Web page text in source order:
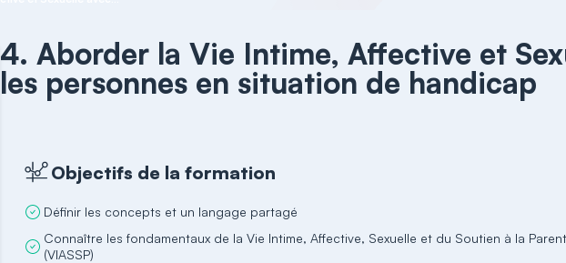
4. Aborder la Vie Intime, Affective et
les personnes en situation de handicap
Objectifs de la formation
Définir les concepts et un langage partagé
Connaître les fondamentaux de la Vie Intime, Affective, Sexuelle et du Soutien à la
(VIASSP)